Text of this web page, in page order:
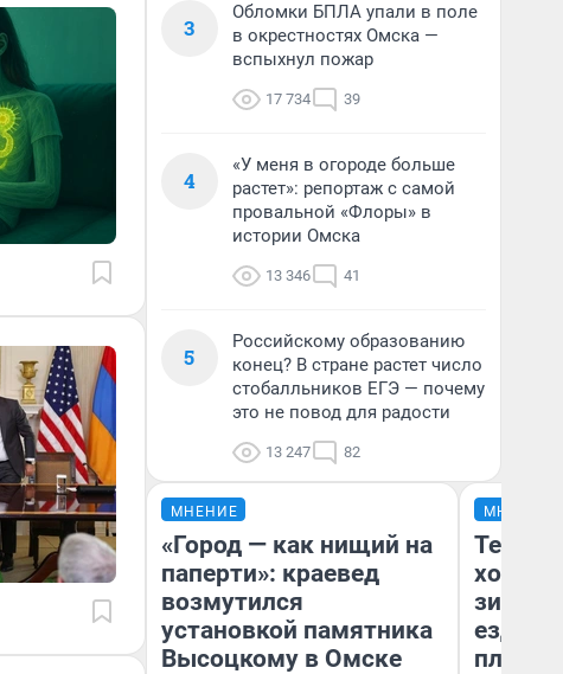
3
Обломки БПЛА упали в поле
в окрестностях Омска —
вспыхнул пожар
17 734 39
4
«У меня в огороде больше
растет»: репортаж с самой
провальной «Флоры» в
истории Омска
13 346 41
5
Российскому образованию
конец? В стране растет число
стобалльников ЕГЭ — почему
это не повод для радости
13 247 82
МНЕНИЕ
«Город — как нищий на
паперти»: краевед
возмутился
установкой памятника
Высоцкому в Омске
МНЕНИЕ
Тепло
зимой.
ездит
плюсы